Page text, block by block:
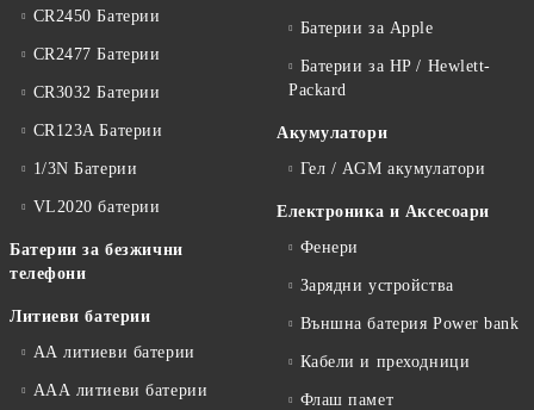
CR2450 Батерии
CR2477 Батерии
CR3032 Батерии
CR123A Батерии
1/3N Батерии
VL2020 батерии
Батерии за безжични
телефони
Литиеви батерии
АА литиеви батерии
ААА литиеви батерии
Батерии за Apple
Батерии за HP / Hewlett-
Packard
Акумулатори
Гел / AGM акумулатори
Електроника и Аксесоари
Фенери
Зарядни устройства
Външна батерия Power bank
Кабели и преходници
Флаш памет